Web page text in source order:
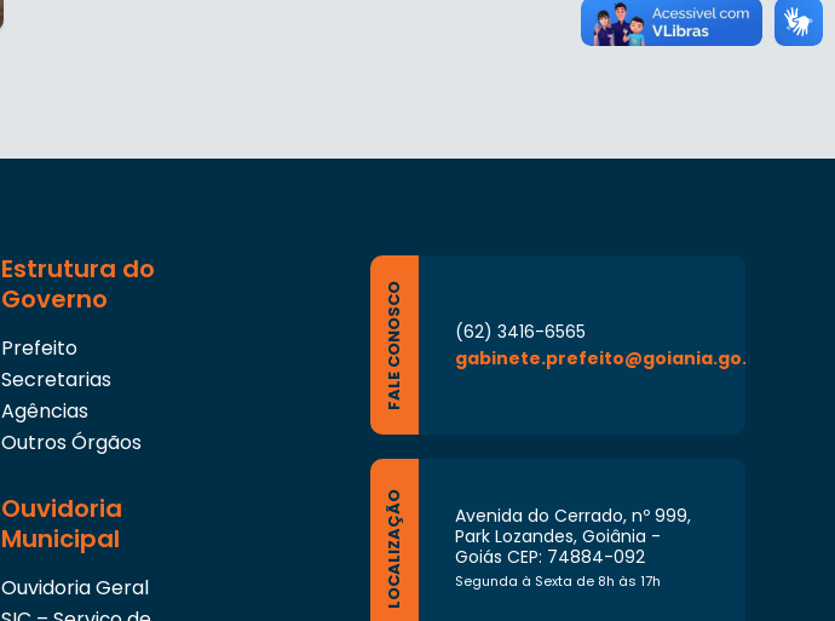
Estrutura do
Governo
Prefeito
Secretarias
Agências
Outros Órgãos
Ouvidoria
Municipal
Ouvidoria Geral
FALE CONOSCO
(62) 3416-6565
gabinete.prefeito@goiania.go.gov.br
LOCALIZAÇÃO
Avenida do Cerrado, nº 999,
Park Lozandes, Goiânia -
Goiás CEP: 74884-092
Segunda à Sexta de 8h às 17h